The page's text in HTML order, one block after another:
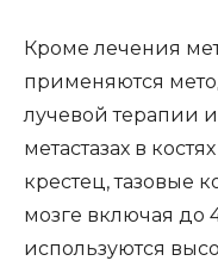
Кроме лечения
применяются
лучевой терапии
метастазах в
крестец, тазовые
мозге включая до
используются